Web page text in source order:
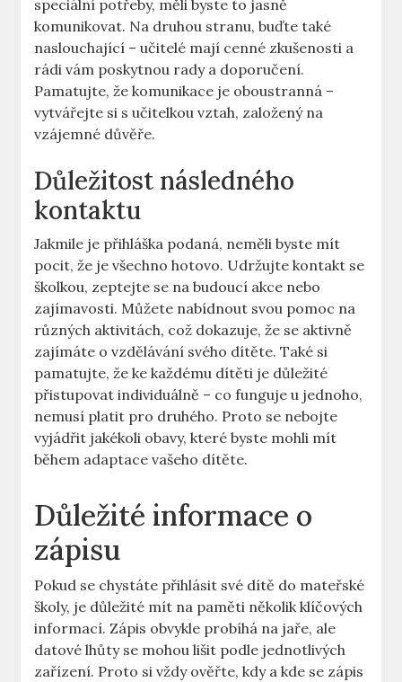
speciální⁤ potřeby, měli byste to jasně
komunikovat. Na ‌druhou stranu, buďte také
naslouchající – učitelé mají cenné zkušenosti a
rádi vám poskytnou rady a doporučení.
Pamatujte, že komunikace⁢ je oboustranná –
vytvářejte si s učitelkou vztah, založený na
vzájemné důvěře.
Důležitost následného
kontaktu
Jakmile je přihláška podaná, neměli byste mít
pocit, že je všechno‌ hotovo. Udržujte kontakt se​
školkou, zeptejte se na budoucí ⁢akce ⁣nebo
zajímavosti. Můžete nabídnout svou pomoc na
různých aktivitách, což dokazuje, že se aktivně
zajímáte o vzdělávání svého​ dítěte. ⁤Také si
pamatujte, že ke každému dítěti je důležité
přistupovat individuálně – co‌ funguje u jednoho,
nemusí platit pro druhého. Proto se nebojte
vyjádřit jakékoli obavy, které byste mohli mít
během adaptace vašeho dítěte.
Důležité informace o
zápisu
Pokud se chystáte přihlásit své dítě ⁤do mateřské
školy, je důležité​ mít na paměti⁢ několik klíčových
informací. Zápis obvykle probíhá na jaře, ale
datové lhůty se mohou lišit podle jednotlivých
zařízení. Proto si vždy ověřte, kdy a kde se zápis